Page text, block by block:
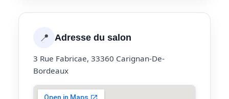
📍 Adresse du salon
3 Rue Fabricae, 33360 Carignan-De-
Bordeaux